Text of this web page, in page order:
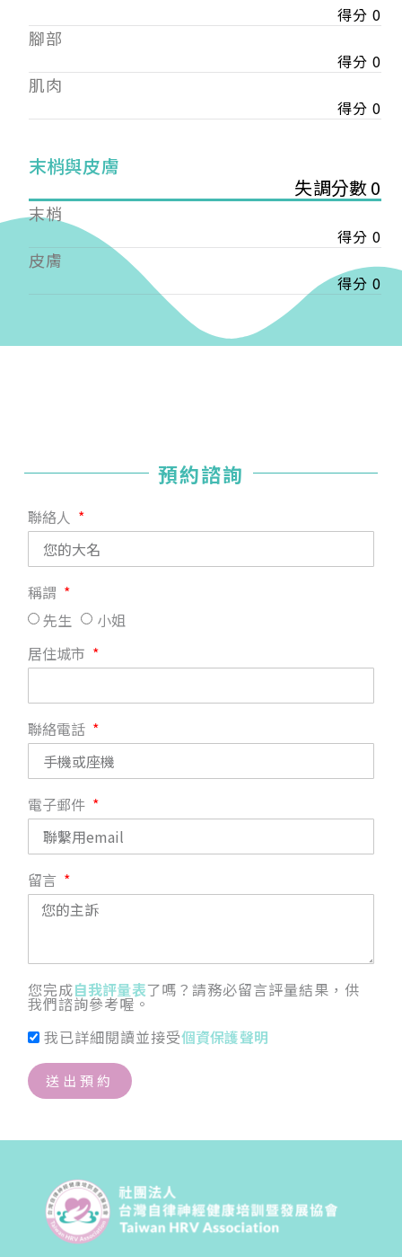
得分 0
腳部
得分 0
肌肉
得分 0
末梢與皮膚
失調分數 0
末梢
得分 0
皮膚
得分 0
預約諮詢
聯絡人
稱謂
先生
小姐
居住城市
聯絡電話
電子郵件
留言
您完成自我評量表了嗎？請務必留言評量結果，供
我們諮詢參考喔。
我已詳細閱讀並接受個資保護聲明
送出預約
【會費】
入會費新臺幣1200元，於會員入會時繳納；常年會
費1200元，於每年度繳納。
入會費新臺幣3000元，於會員入會時繳納；常年會
費3000元，於每年度繳納。
戶名: 社團法人台灣自律神經健康培訓暨發展協會
帳號: 003-03-501566-2
銀行: (013) 國泰世華 南京東路分行